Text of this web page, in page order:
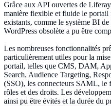
Grâce aux API ouvertes de
manière flexible et fluide le portail
existants, comme le système BI
WordPress obsolète a pu être
Les nombreuses fonctionnalités
particulièrement utiles pour la
portail, telles que CMS, DAM,
Search, Audience Targeting,
(SSO), les connecteurs SAML, le
rôles et des droits. Les
ainsi pu être évités et la durée du